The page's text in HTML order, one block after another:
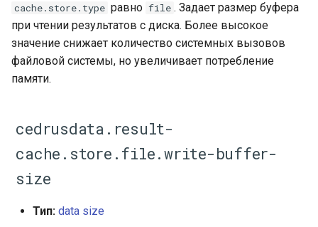
cache.store.type равно file . Задает размер буфера
при чтении результатов с диска. Более высокое
значение снижает количество системных вызовов
файловой системы, но увеличивает потребление
памяти.
cedrusdata.result-
cache.store.file.write-buffer-
size
Тип: data size